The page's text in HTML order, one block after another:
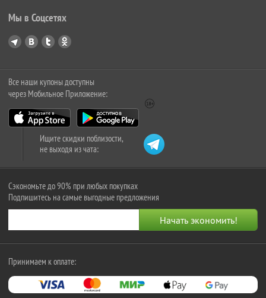
Мы в Соцсетях
Все наши купоны доступны
через Мобильное Приложение:
Ищите скидки поблизости,
не выходя из чата:
Сэкономьте до 90% при любых покупках
Подпишитесь на самые выгодные предложения
Принимаем к оплате: